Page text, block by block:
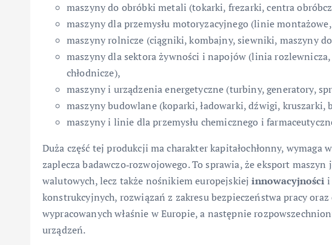
maszyny do obróbki metali (tokarki, frezarki, centra
maszyny dla przemysłu motoryzacyjnego (linie
maszyny rolnicze (ciągniki, kombajny, siewniki, maszyny
maszyny dla sektora żywności i napojów (linia
chłodnicze),
maszyny i urządzenia energetyczne (turbiny, generatory,
maszyny budowlane (koparki, ładowarki, dźwigi, kruszarki,
maszyny i linie dla przemysłu chemicznego i
Duża część tej produkcji ma charakter kapitałochłonny,
zaplecza badawczo‑rozwojowego. To sprawia, że eksport
walutowych, lecz także nośnikiem europejskiejinnowacyjności i
konstrukcyjnych, rozwiązań z zakresu bezpieczeństwa pracy
wypracowanych właśnie w Europie, a następnie
urządzeń.